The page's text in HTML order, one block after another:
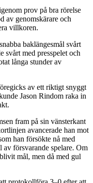
prov på bra rörelse
av genomskärare och
villkoren.
baklängesmål svårt
svårt med presspelet och
långa stunder av
av ett riktigt snyggt
Jason Rindom raka in
fram på sin vänsterkant
avancerade han mot
han försökte nå med
av försvarande spelare. Om
mål, men då med gul